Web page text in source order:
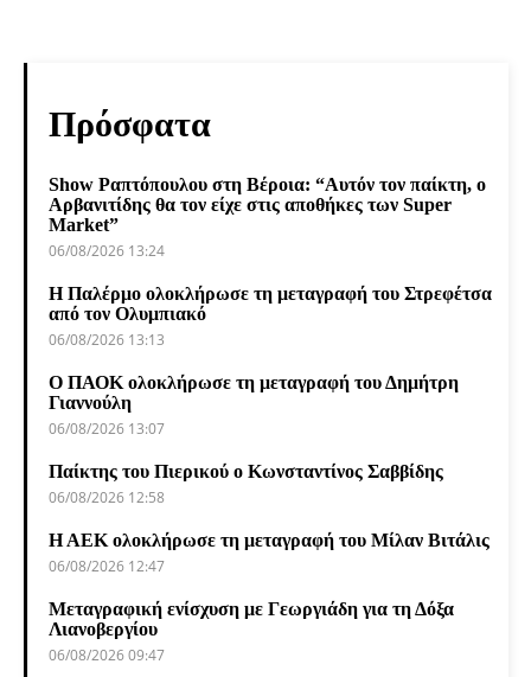
Πρόσφατα
Show Ραπτόπουλου στη Βέροια: “Αυτόν τον παίκτη, ο
Αρβανιτίδης θα τον είχε στις αποθήκες των Super
Market”
06/08/2026 13:24
Η Παλέρμο ολοκλήρωσε τη μεταγραφή του Στρεφέτσα
από τον Ολυμπιακό
06/08/2026 13:13
Ο ΠΑΟΚ ολοκλήρωσε τη μεταγραφή του Δημήτρη
Γιαννούλη
06/08/2026 13:07
Παίκτης του Πιερικού ο Κωνσταντίνος Σαββίδης
06/08/2026 12:58
Η ΑΕΚ ολοκλήρωσε τη μεταγραφή του Μίλαν Βιτάλις
06/08/2026 12:47
Μεταγραφική ενίσχυση με Γεωργιάδη για τη Δόξα
Λιανοβεργίου
06/08/2026 09:47